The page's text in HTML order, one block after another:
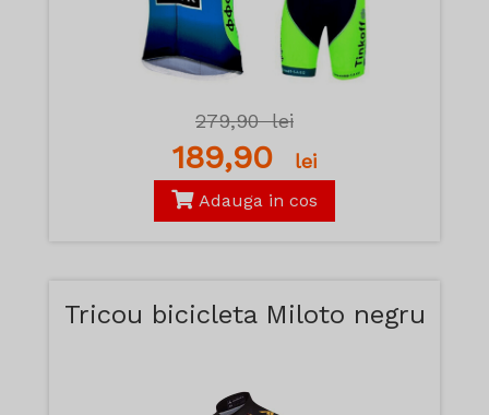
279,90lei
189,90 lei
Adauga in cos
Tricou bicicleta Miloto negru